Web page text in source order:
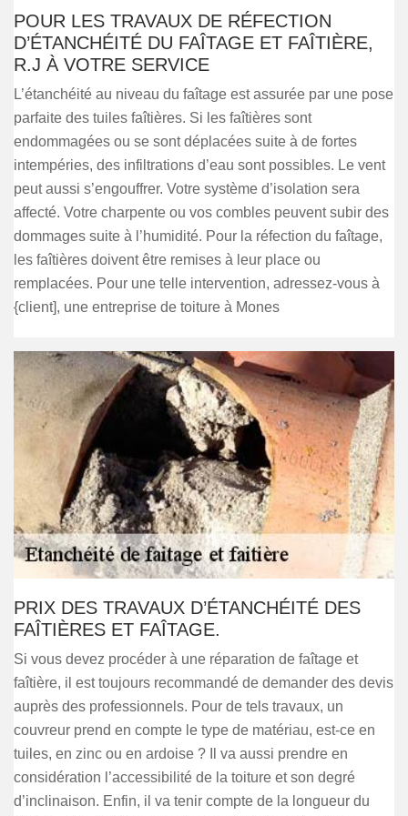
POUR LES TRAVAUX DE RÉFECTION
D’ÉTANCHÉITÉ DU FAÎTAGE ET FAÎTIÈRE,
R.J À VOTRE SERVICE
L’étanchéité au niveau du faîtage est assurée par une pose
parfaite des tuiles faîtières. Si les faîtières sont
endommagées ou se sont déplacées suite à de fortes
intempéries, des infiltrations d’eau sont possibles. Le vent
peut aussi s’engouffrer. Votre système d’isolation sera
affecté. Votre charpente ou vos combles peuvent subir des
dommages suite à l’humidité. Pour la réfection du faîtage,
les faîtières doivent être remises à leur place ou
remplacées. Pour une telle intervention, adressez-vous à
{client], une entreprise de toiture à Mones
PRIX DES TRAVAUX D’ÉTANCHÉITÉ DES
FAÎTIÈRES ET FAÎTAGE.
Si vous devez procéder à une réparation de faîtage et
faîtière, il est toujours recommandé de demander des devis
auprès des professionnels. Pour de tels travaux, un
couvreur prend en compte le type de matériau, est-ce en
tuiles, en zinc ou en ardoise ? Il va aussi prendre en
considération l’accessibilité de la toiture et son degré
d’inclinaison. Enfin, il va tenir compte de la longueur du